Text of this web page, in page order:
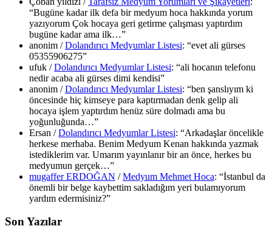
“Bugüne kadar ilk defa bir medyum hoca hakkında yorum
yazıyorum Çok hocaya geri getirme çalışması yaptırdım
bugüne kadar ama ilk…”
anonim /Dolandırıcı Medyumlar Listesi: “evet ali gürses
05355906275”
ufuk /Dolandırıcı Medyumlar Listesi: “ali hocanın telefonu
nedir acaba ali gürses dimi kendisi”
anonim /Dolandırıcı Medyumlar Listesi: “ben şanslıyım ki
öncesinde hiç kimseye para kaptırmadan denk gelip ali
hocaya işlem yaptırdım henüz süre dolmadı ama bu
yoğunluğunda…”
Ersan /Dolandırıcı Medyumlar Listesi: “Arkadaşlar öncelikle
herkese merhaba. Benim Medyum Kenan hakkında yazmak
istediklerim var. Umarım yayınlanır bir an önce, herkes bu
medyumun gerçek…”
mugaffer ERDOĞAN /Medyum Mehmet Hoca: “İstanbul da
önemli bir belge kaybettim sakladığım yeri bulamıyorum
yardım edermisiniz?”
Son Yazılar